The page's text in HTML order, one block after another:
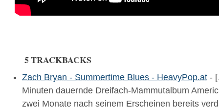
5 TRACKBACKS
Zach Bryan - Summertime Blues - HeavyPop.at -
Minuten dauernde Dreifach-Mammutalbum
zwei Monate nach seinem Erscheinen bereits